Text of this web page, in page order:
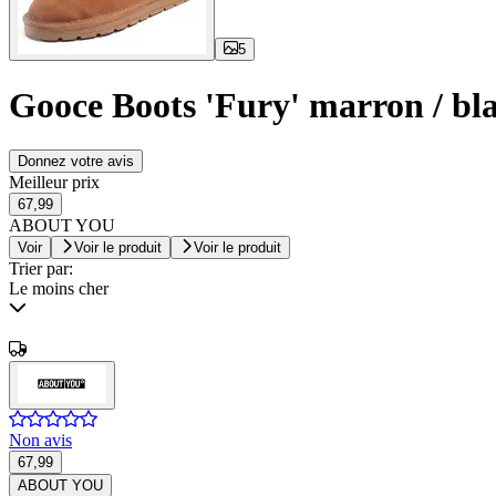
5
Gooce Boots 'Fury' marron /
Donnez votre avis
Meilleur prix
67,99
ABOUT YOU
Voir Voir le produit Voir le produit
Trier par:
Le moins cher
Non avis
67,99
ABOUT YOU